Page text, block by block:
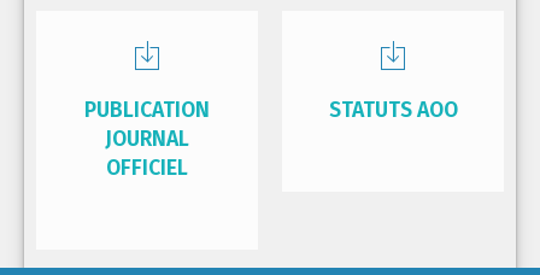
PUBLICATION
JOURNAL
OFFICIEL
STATUTS AOO